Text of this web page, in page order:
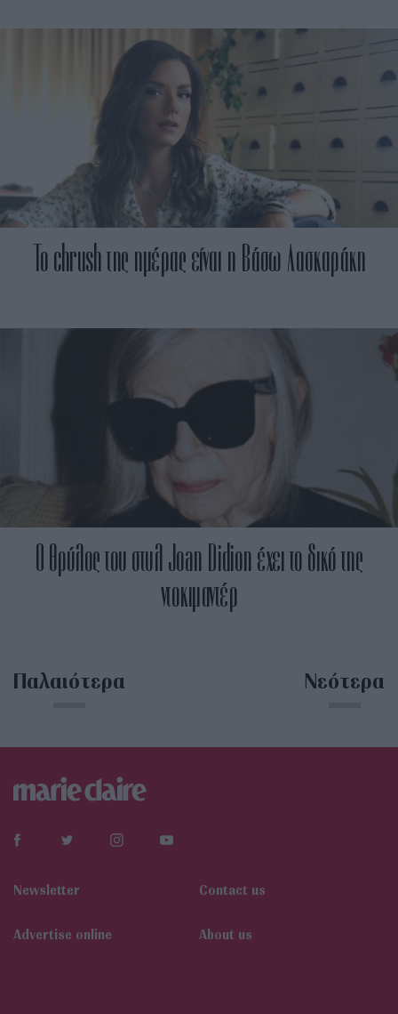
Το chrush της ημέρας είναι η Βάσω Λασκαράκη
Ο θρύλος του στυλ Joan Didion έχει το δικό της
ντοκιμαντέρ
Παλαιότερα Νεότερα
Newsletter Contact us
Αdvertise online About us